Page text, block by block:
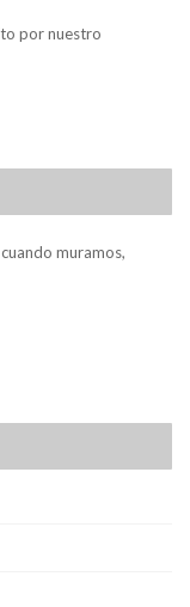
por nuestro
muramos,